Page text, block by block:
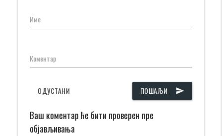
Име
Коментар
ПОШАЉИ send
ОДУСТАНИ
Ваш коментар ће бити проверен пре
објављивања